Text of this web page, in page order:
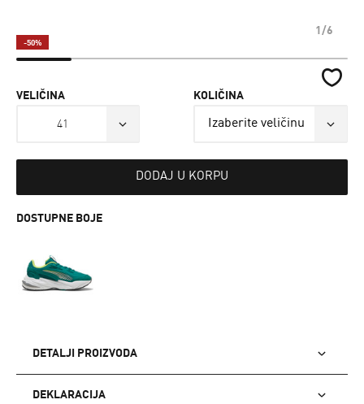
1/6
-50%
VELIČINA
41
KOLIČINA
DODAJ U KORPU
DOSTUPNE BOJE
DETALJI PROIZVODA
DEKLARACIJA